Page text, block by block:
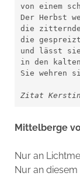
von einem
Der Herbst
die
die
und lässt sie
in den
Sie wehren
Zitat
Mittelberge
Nur an
Nur an diesem